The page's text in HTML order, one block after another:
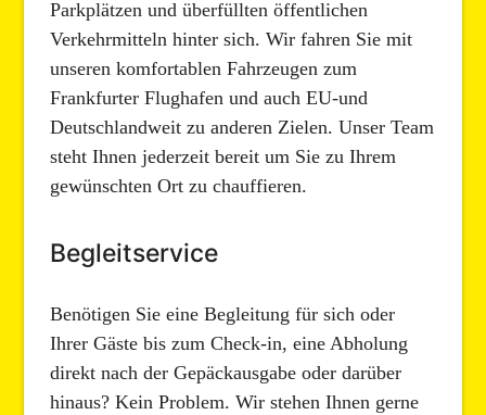
Parkplätzen und überfüllten öffentlichen
Verkehrmitteln hinter sich. Wir fahren Sie mit
unseren komfortablen Fahrzeugen zum
Frankfurter Flughafen und auch EU-und
Deutschlandweit zu anderen Zielen. Unser Team
steht Ihnen jederzeit bereit um Sie zu Ihrem
gewünschten Ort zu chauffieren.
Begleitservice
Benötigen Sie eine Begleitung für sich oder
Ihrer Gäste bis zum Check-in, eine Abholung
direkt nach der Gepäckausgabe oder darüber
hinaus? Kein Problem. Wir stehen Ihnen gerne